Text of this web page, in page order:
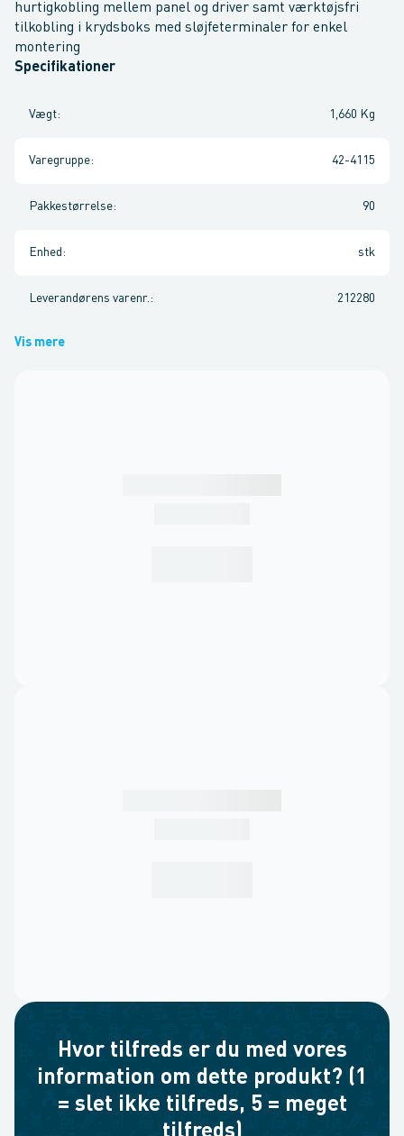
hurtigkobling mellem panel og driver samt værktøjsfri
tilkobling i krydsboks med sløjfeterminaler for enkel
montering
Specifikationer
Vægt: 1,660 Kg
Varegruppe: 42-4115
Pakkestørrelse: 90
Enhed : stk
Leverandørens varenr. : 212280
Vis mere
Hvor tilfreds er du med vores
information om dette produkt? (1
= slet ikke tilfreds, 5 = meget